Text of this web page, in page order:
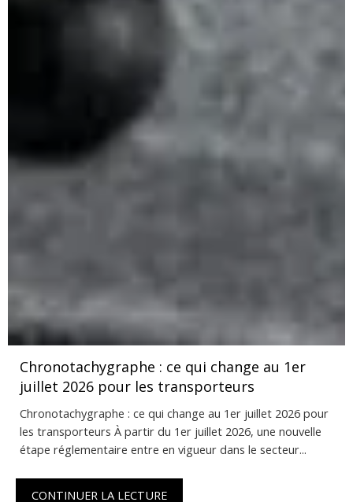
Chronotachygraphe : ce qui change au 1er
juillet 2026 pour les transporteurs
Chronotachygraphe : ce qui change au 1er juillet 2026 pour
les transporteurs À partir du 1er juillet 2026, une nouvelle
étape réglementaire entre en vigueur dans le secteur...
CONTINUER LA LECTURE